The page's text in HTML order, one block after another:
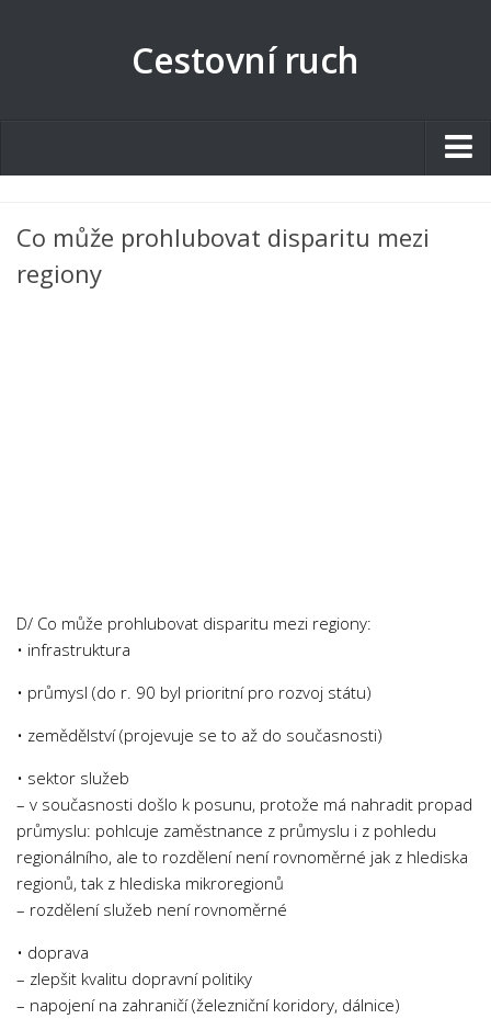
Cestovní ruch
Tematické okruhy
Angličtina
Ekonomie
Jazyky
Management
Němčina
Občanská nauka
Právo
Psychologie a Sociologie
Co může prohlubovat disparitu mezi
regiony
D/ Co může prohlubovat disparitu mezi regiony:
• infrastruktura
• průmysl (do r. 90 byl prioritní pro rozvoj státu)
• zemědělství (projevuje se to až do současnosti)
• sektor služeb
– v současnosti došlo k posunu, protože má nahradit propad
průmyslu: pohlcuje zaměstnance z průmyslu i z pohledu
regionálního, ale to rozdělení není rovnoměrné jak z hlediska
regionů, tak z hlediska mikroregionů
– rozdělení služeb není rovnoměrné
• doprava
– zlepšit kvalitu dopravní politiky
– napojení na zahraničí (železniční koridory, dálnice)